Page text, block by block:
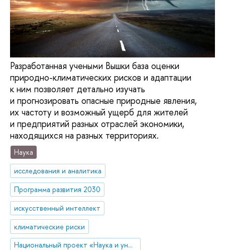
Разработанная учеными Вышки база оценки
природно-климатических рисков и адаптации
к ним позволяет детально изучать
и прогнозировать опасные природные явления,
их частоту и возможный ущерб для жителей
и предприятий разных отраслей экономики,
находящихся на разных территориях.
Наука
исследования и аналитика
Программа развития 2030
искусственный интеллект
климатичеcкие риcки
Национальный проект «Наука и университеты»